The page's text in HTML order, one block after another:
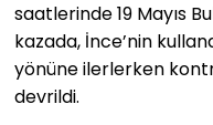
saatlerinde 19 Mayıs
kazada, İnce’nin
yönüne ilerlerken
devrildi.